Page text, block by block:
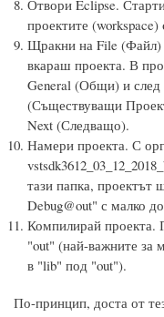
Отвори Eclipse.
проектите (workspace)
Щракни на File (Файл)
вкараш проекта. В
General (Общи) и след
(Съществуващи
Next (Следващо).
Намери проекта. С
тази папка, проектът
Debug@out" с малко
Компилирай проекта.
"out" (най-важните за
в "lib" под "out").
По-принцип, доста от